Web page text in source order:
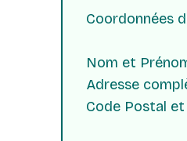
Coordonnées
Nom et
Adresse
Code Postal et